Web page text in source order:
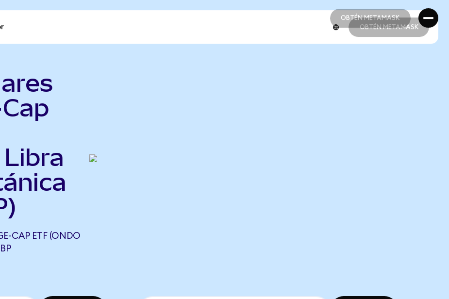
OBTÉN METAMASK
OBTÉN METAMASK
OBTÉN METAMASK
CAP ETF (ONDO